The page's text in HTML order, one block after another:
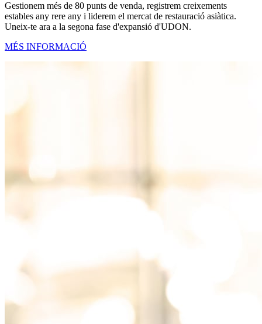
Gestionem més de 80 punts de venda, registrem creixements
estables any rere any i liderem el mercat de restauració asiàtica.
Uneix-te ara a la segona fase d'expansió d'UDON.
MÉS INFORMACIÓ